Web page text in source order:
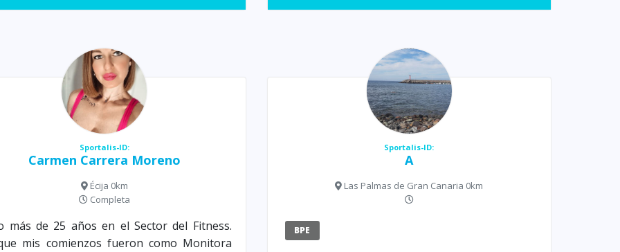
Sportalis-ID:
Carmen Carrera Moreno
Écija 0km
Completa
más de 25 años en el Sector del Fitness.
mis comienzos fueron como Monitora
Sportalis-ID:
A
Las Palmas de Gran Canaria 0km
BPE